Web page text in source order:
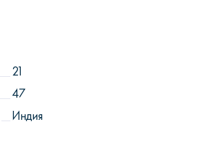
21
47
Индия